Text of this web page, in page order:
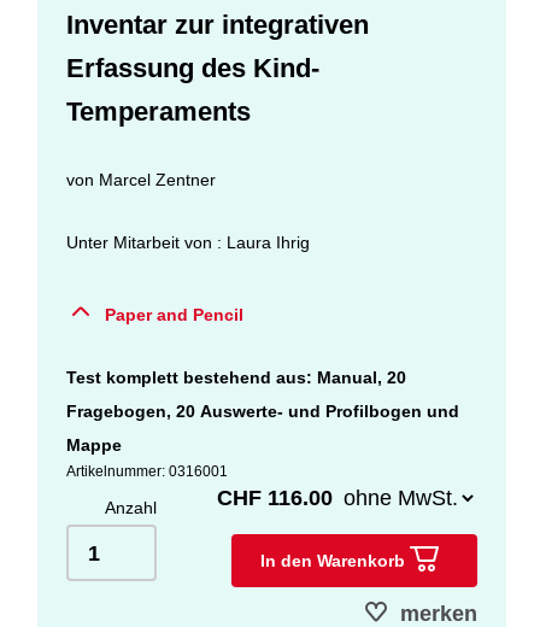
Inventar zur integrativen
Erfassung des Kind-
Temperaments
von Marcel Zentner
Unter Mitarbeit von : Laura Ihrig
Paper and Pencil
Test komplett bestehend aus: Manual, 20
Fragebogen, 20 Auswerte- und Profilbogen und
Mappe
Artikelnummer: 0316001
Anzahl CHF 116.00
In den Warenkorb
merken